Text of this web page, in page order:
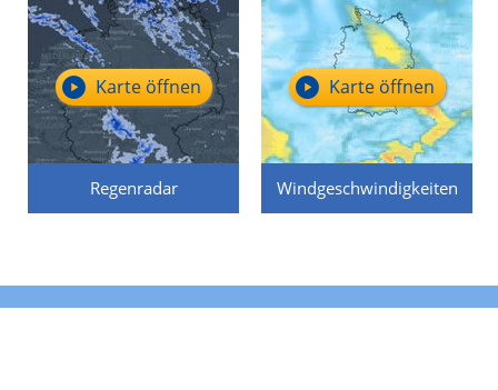
Regenradar
Karte öffnen
Windgeschwindigkeiten
Karte öffnen